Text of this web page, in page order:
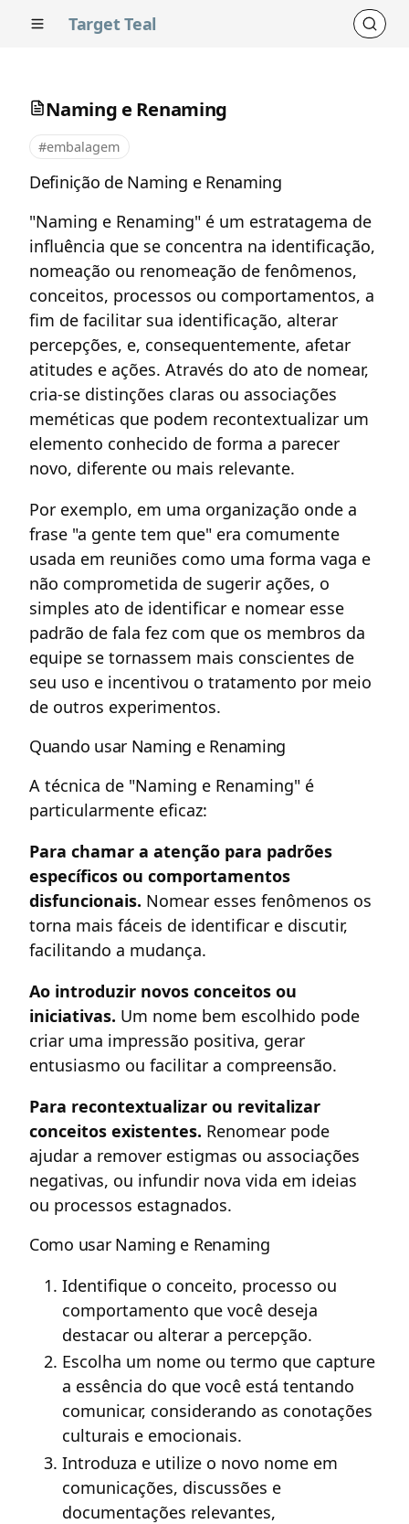
Target Teal
Naming e Renaming
#embalagem
Definição de Naming e Renaming
"Naming e Renaming" é um estratagema de
influência que se concentra na identificação,
nomeação ou renomeação de fenômenos,
conceitos, processos ou comportamentos, a
fim de facilitar sua identificação, alterar
percepções, e, consequentemente, afetar
atitudes e ações. Através do ato de nomear,
cria-se distinções claras ou associações
meméticas que podem recontextualizar um
elemento conhecido de forma a parecer
novo, diferente ou mais relevante.
Por exemplo, em uma organização onde a
frase "a gente tem que" era comumente
usada em reuniões como uma forma vaga e
não comprometida de sugerir ações, o
simples ato de identificar e nomear esse
padrão de fala fez com que os membros da
equipe se tornassem mais conscientes de
seu uso e incentivou o tratamento por meio
de outros experimentos.
Quando usar Naming e Renaming
A técnica de "Naming e Renaming" é
particularmente eficaz:
Para chamar a atenção para padrões
específicos ou comportamentos
disfuncionais. Nomear esses fenômenos os
torna mais fáceis de identificar e discutir,
facilitando a mudança.
Ao introduzir novos conceitos ou
iniciativas. Um nome bem escolhido pode
criar uma impressão positiva, gerar
entusiasmo ou facilitar a compreensão.
Para recontextualizar ou revitalizar
conceitos existentes. Renomear pode
ajudar a remover estigmas ou associações
negativas, ou infundir nova vida em ideias
ou processos estagnados.
Como usar Naming e Renaming
Identifique o conceito, processo ou
comportamento que você deseja
destacar ou alterar a percepção.
Escolha um nome ou termo que capture
a essência do que você está tentando
comunicar, considerando as conotações
culturais e emocionais.
Introduza e utilize o novo nome em
comunicações, discussões e
documentações relevantes,